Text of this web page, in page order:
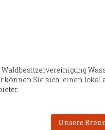
Waldbesitzervereinigung
können Sie sich einen lokal
Unsere